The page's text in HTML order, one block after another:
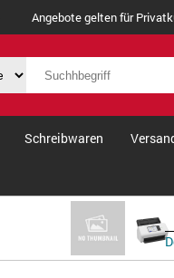
Angebote gelten für
Schreibwaren